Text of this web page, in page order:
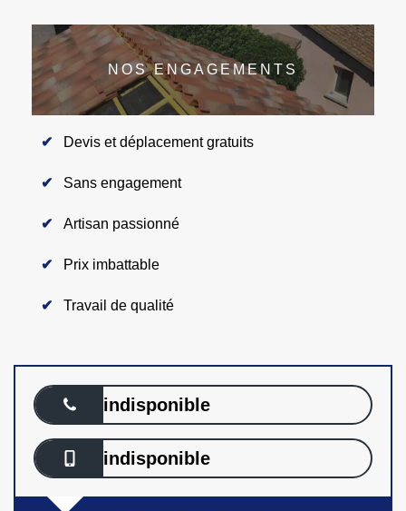
NOS ENGAGEMENTS
Devis et déplacement gratuits
Sans engagement
Artisan passionné
Prix imbattable
Travail de qualité
indisponible
indisponible